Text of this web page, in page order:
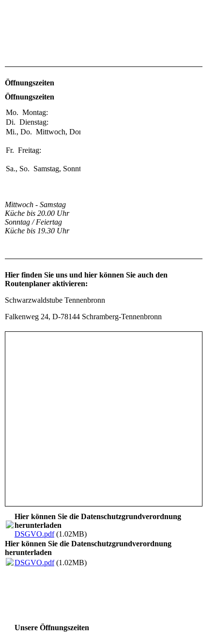
Öffnungszeiten
Öffnungszeiten
Mo. Montag:
Di. Dienstag:
Mi., Do. Mittwoch, Donnerstag:
Fr. Freitag:
Sa., So. Samstag, Sonntag:
Mittwoch - Samstag
Küche bis 20.00 Uhr
Sonntag / Feiertag
Küche bis 19.30 Uhr
Hier finden Sie uns und hier können Sie auch den
Routenplaner aktivieren:
Schwarzwaldstube Tennenbronn
Falkenweg 24, D-78144 Schramberg-Tennenbronn
Hier können Sie die Datenschutzgrundverordnung
herunterladen
DSGVO.pdf(1.02MB)
Hier können Sie die Datenschutzgrundverordnung
herunterladen
DSGVO.pdf(1.02MB)
Unsere Öffnungszeiten